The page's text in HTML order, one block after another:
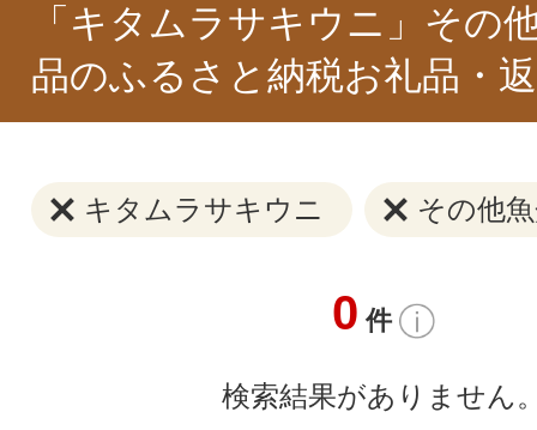
「キタムラサキウニ」その
品のふるさと納税お礼品・
キタムラサキウニ その他
0 件
検索結果がありません